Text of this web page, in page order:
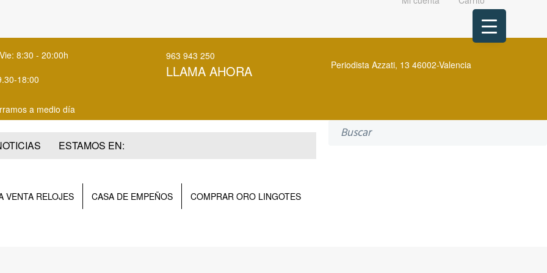
8:30 - 20:00h
18:00
a medio día
963 943 250
LLAMA AHORA Periodista Azzati, 13 46002-Valencia
ESTAMOS EN:
VENTA RELOJES CASA DE EMPEÑOS COMPRAR ORO LINGOTES
Search